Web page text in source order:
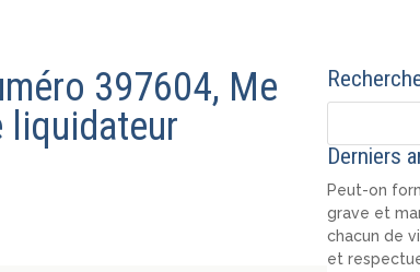
397604, Me
liquidateur
Derniers
Peut-on
grave et
chacun de
et